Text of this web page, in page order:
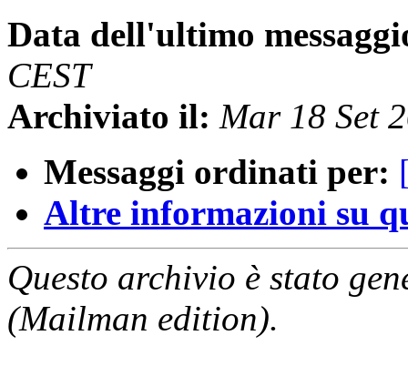
Data dell'ultimo
CEST
Archiviato il: Mar 18 Set
Messaggi ordinati per:
Altre informazioni su
Questo archivio è stato
(Mailman edition).